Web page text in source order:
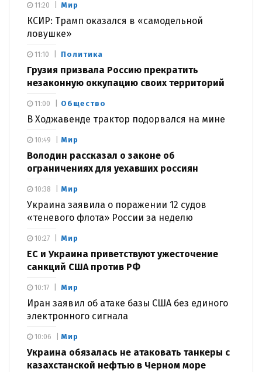
Мир
КСИР: Трамп оказался в «самодельной
ловушке»
11:20
Политика
Грузия призвала Россию прекратить
незаконную оккупацию своих территорий
11:10
Общество
В Ходжавенде трактор подорвался на мине
11:00
Мир
Володин рассказал о законе об
ограничениях для уехавших россиян
10:49
Мир
Украина заявила о поражении 12 судов
«теневого флота» России за неделю
10:38
Мир
ЕС и Украина приветствуют ужесточение
санкций США против РФ
10:27
Мир
Иран заявил об атаке базы США без единого
электронного сигнала
10:17
Мир
Украина обязалась не атаковать танкеры с
казахстанской нефтью в Черном море
10:06